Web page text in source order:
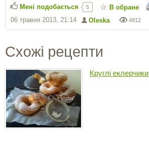
4812
Oleska
06 травня 2013, 21:14
Мені подобається 5 В обране
Схожі рецепти
Круглі еклерчики